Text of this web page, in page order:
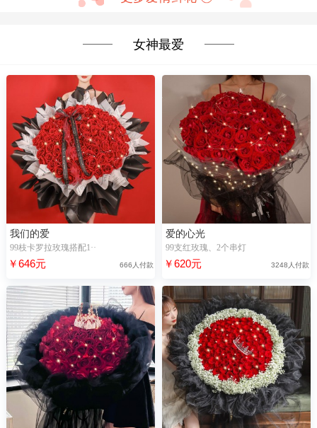
女神最爱
我们的爱
99枝卡罗拉玫瑰搭配1··
￥646元 666人付款
爱的心光
99支红玫瑰、2个串灯
￥620元 3248人付款